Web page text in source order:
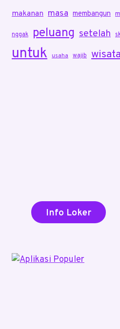
makanan masa membangun
nggak peluang setelah
untuk usaha wajib wisata
Info Loker